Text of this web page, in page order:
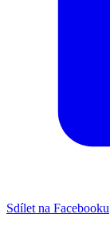
Sdílet na Facebooku